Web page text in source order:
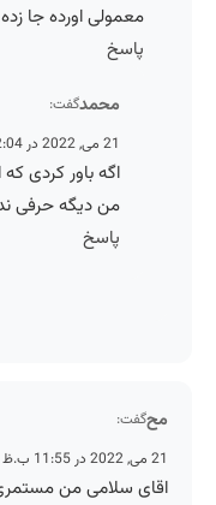
معمولی اورده جا
پاسخ
محمدگفت:
21 می, 2022 در 2:04 ب.ظ
اگه باور کردی
من دیگه حرفی
پاسخ
محگفت:
21 می, 2022 در 11:55 ب.ظ
اقای سلامی من